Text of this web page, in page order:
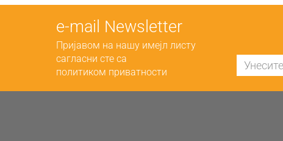
е-mail Newsletter
Пријавом на нашу имејл листу
сагласни сте са
политиком приватности